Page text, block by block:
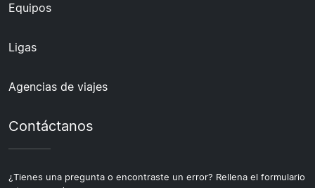
Equipos
Ligas
Agencias de viajes
Contáctanos
¿Tienes una pregunta o encontraste un error? Rellena el formulario